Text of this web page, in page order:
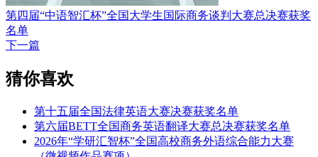
第四届“中语智汇杯”全国大学生国际商务谈判大赛总决赛获奖
名单
下一篇
猜你喜欢
第十五届全国法律英语大赛决赛获奖名单
第六届BETT全国商务英语翻译大赛总决赛获奖名单
2026年“学研汇智杯”全国高校商务外语综合能力大赛